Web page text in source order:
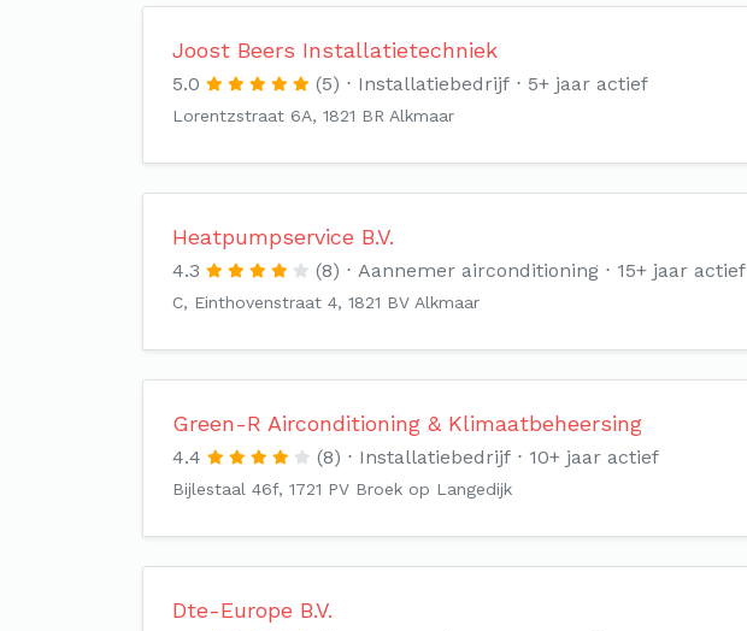
Joost Beers Installatietechniek
5.0 (5) Installatiebedrijf 5+ jaar actief
Lorentzstraat 6A, 1821 BR Alkmaar
Heatpumpservice B.V.
4.3 (8) Aannemer airconditioning 15+ jaar actief
C, Einthovenstraat 4, 1821 BV Alkmaar
Green-R Airconditioning & Klimaatbeheersing
4.4 (8) Installatiebedrijf 10+ jaar actief
Bijlestaal 46f, 1721 PV Broek op Langedijk
Dte-Europe B.V.